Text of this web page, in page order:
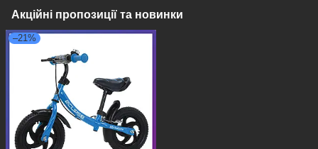
Акційні пропозиції та новинки
–21%